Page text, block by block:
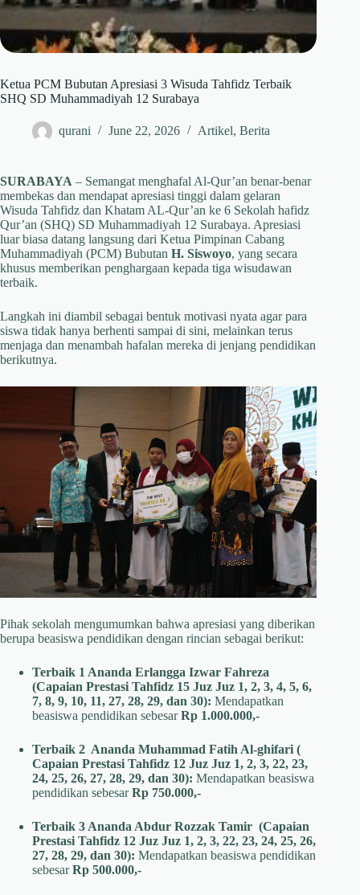
Ketua PCM Bubutan Apresiasi 3 Wisuda Tahfidz Terbaik
SHQ SD Muhammadiyah 12 Surabaya
qurani June 22, 2026 Artikel, Berita
SURABAYA – Semangat menghafal Al-Qur’an benar-benar
membekas dan mendapat apresiasi tinggi dalam gelaran
Wisuda Tahfidz dan Khatam AL-Qur’an ke 6 Sekolah hafidz
Qur’an (SHQ) SD Muhammadiyah 12 Surabaya. Apresiasi
luar biasa datang langsung dari Ketua Pimpinan Cabang
Muhammadiyah (PCM) Bubutan H. Siswoyo, yang secara
khusus memberikan penghargaan kepada tiga wisudawan
terbaik.
Langkah ini diambil sebagai bentuk motivasi nyata agar para
siswa tidak hanya berhenti sampai di sini, melainkan terus
menjaga dan menambah hafalan mereka di jenjang pendidikan
berikutnya.
Pihak sekolah mengumumkan bahwa apresiasi yang diberikan
berupa beasiswa pendidikan dengan rincian sebagai berikut:
Terbaik 1 Ananda Erlangga Izwar Fahreza
(Capaian Prestasi Tahfidz 15 Juz Juz 1, 2, 3, 4, 5, 6,
7, 8, 9, 10, 11, 27, 28, 29, dan 30): Mendapatkan
beasiswa pendidikan sebesarRp 1.000.000,-
Terbaik 2 Ananda Muhammad Fatih Al-ghifari (
Capaian Prestasi Tahfidz 12 Juz Juz 1, 2, 3, 22, 23,
24, 25, 26, 27, 28, 29, dan 30): Mendapatkan beasiswa
pendidikan sebesarRp 750.000,-
Terbaik 3 Ananda Abdur Rozzak Tamir (Capaian
Prestasi Tahfidz 12 Juz Juz 1, 2, 3, 22, 23, 24, 25, 26,
27, 28, 29, dan 30): Mendapatkan beasiswa pendidikan
sebesarRp 500.000,-